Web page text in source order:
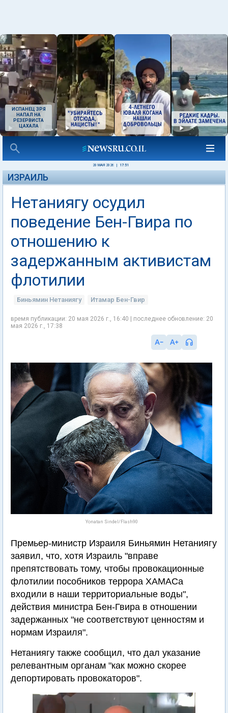
ИСПАНЕЦ ЗРЯ
НАПАЛ НА
РЕЗЕРВИСТА
ЦАХАЛА
20 МАЯ 2026 17:51
ИЗРАИЛЬ
Нетаниягу осудил
поведение Бен-Гвира по
отношению к
задержанным активистам
флотилии
Биньямин Нетаниягу Итамар Бен-Гвир
время публикации: 20 мая 2026 г., 16:40 | последнее обновление: 20
мая 2026 г., 17:38
Yonatan Sindel/Flash90
Премьер-министр Израиля Биньямин Нетаниягу
заявил, что, хотя Израиль "вправе
препятствовать тому, чтобы провокационные
флотилии пособников террора ХАМАСа
входили в наши территориальные воды",
действия министра Бен-Гвира в отношении
задержанных "не соответствуют ценностям и
нормам Израиля".
Нетаниягу также сообщил, что дал указание
релевантным органам "как можно скорее
депортировать провокаторов".